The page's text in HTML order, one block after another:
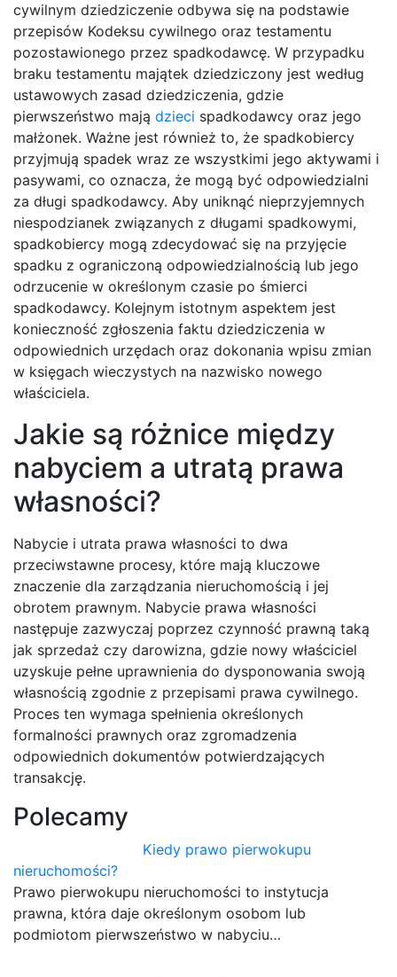
cywilnym dziedziczenie odbywa się na podstawie
przepisów Kodeksu cywilnego oraz testamentu
pozostawionego przez spadkodawcę. W przypadku
braku testamentu majątek dziedziczony jest według
ustawowych zasad dziedziczenia, gdzie
pierwszeństwo mają dzieci spadkodawcy oraz jego
małżonek. Ważne jest również to, że spadkobiercy
przyjmują spadek wraz ze wszystkimi jego aktywami i
pasywami, co oznacza, że mogą być odpowiedzialni
za długi spadkodawcy. Aby uniknąć nieprzyjemnych
niespodzianek związanych z długami spadkowymi,
spadkobiercy mogą zdecydować się na przyjęcie
spadku z ograniczoną odpowiedzialnością lub jego
odrzucenie w określonym czasie po śmierci
spadkodawcy. Kolejnym istotnym aspektem jest
konieczność zgłoszenia faktu dziedziczenia w
odpowiednich urzędach oraz dokonania wpisu zmian
w księgach wieczystych na nazwisko nowego
właściciela.
Jakie są różnice między
nabyciem a utratą prawa
własności?
Nabycie i utrata prawa własności to dwa
przeciwstawne procesy, które mają kluczowe
znaczenie dla zarządzania nieruchomością i jej
obrotem prawnym. Nabycie prawa własności
następuje zazwyczaj poprzez czynność prawną taką
jak sprzedaż czy darowizna, gdzie nowy właściciel
uzyskuje pełne uprawnienia do dysponowania swoją
własnością zgodnie z przepisami prawa cywilnego.
Proces ten wymaga spełnienia określonych
formalności prawnych oraz zgromadzenia
odpowiednich dokumentów potwierdzających
transakcję.
Polecamy
Kiedy prawo pierwokupu
nieruchomości?
Prawo pierwokupu nieruchomości to instytucja
prawna, która daje określonym osobom lub
podmiotom pierwszeństwo w nabyciu…